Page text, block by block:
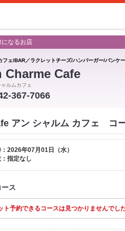
なるお店
フェ/BAR／ラクレットチーズ/ハンバーガー/パンケ
Charme Cafe
ャルムカフェ
367-7066
アン シャルム カフェ コ
：2026年07月01日（水）
：指定なし
ス
ト予約できるコースは見つかりませんで